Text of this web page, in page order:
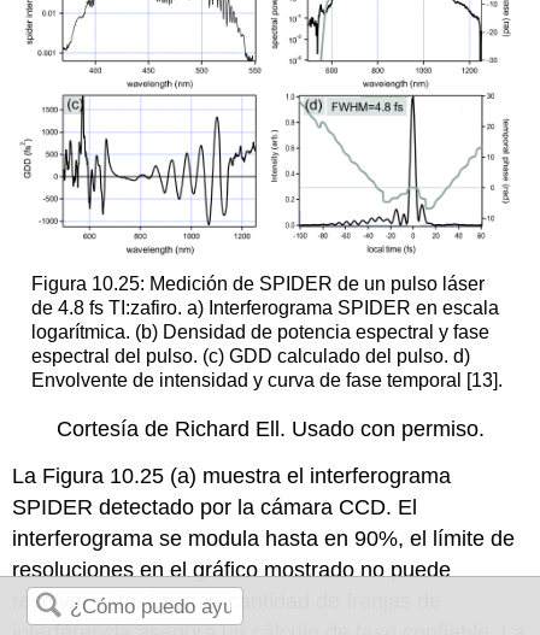
Figura 10.25: Medición de SPIDER de un pulso láser
de 4.8 fs TI:zafiro. a) Interferograma SPIDER en escala
logarítmica. (b) Densidad de potencia espectral y fase
espectral del pulso. (c) GDD calculado del pulso. d)
Envolvente de intensidad y curva de fase temporal [13].
Cortesía de Richard Ell. Usado con permiso.
La Figura 10.25 (a) muestra el interferograma
SPIDER detectado por la cámara CCD. El
interferograma se modula hasta en 90%, el límite de
resoluciones en el gráfico mostrado no puede
resolver esto. La gran cantidad de franjas de